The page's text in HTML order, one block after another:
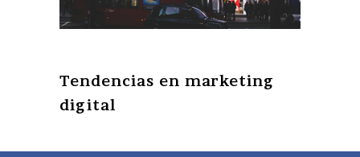
Tendencias en marketing
digital